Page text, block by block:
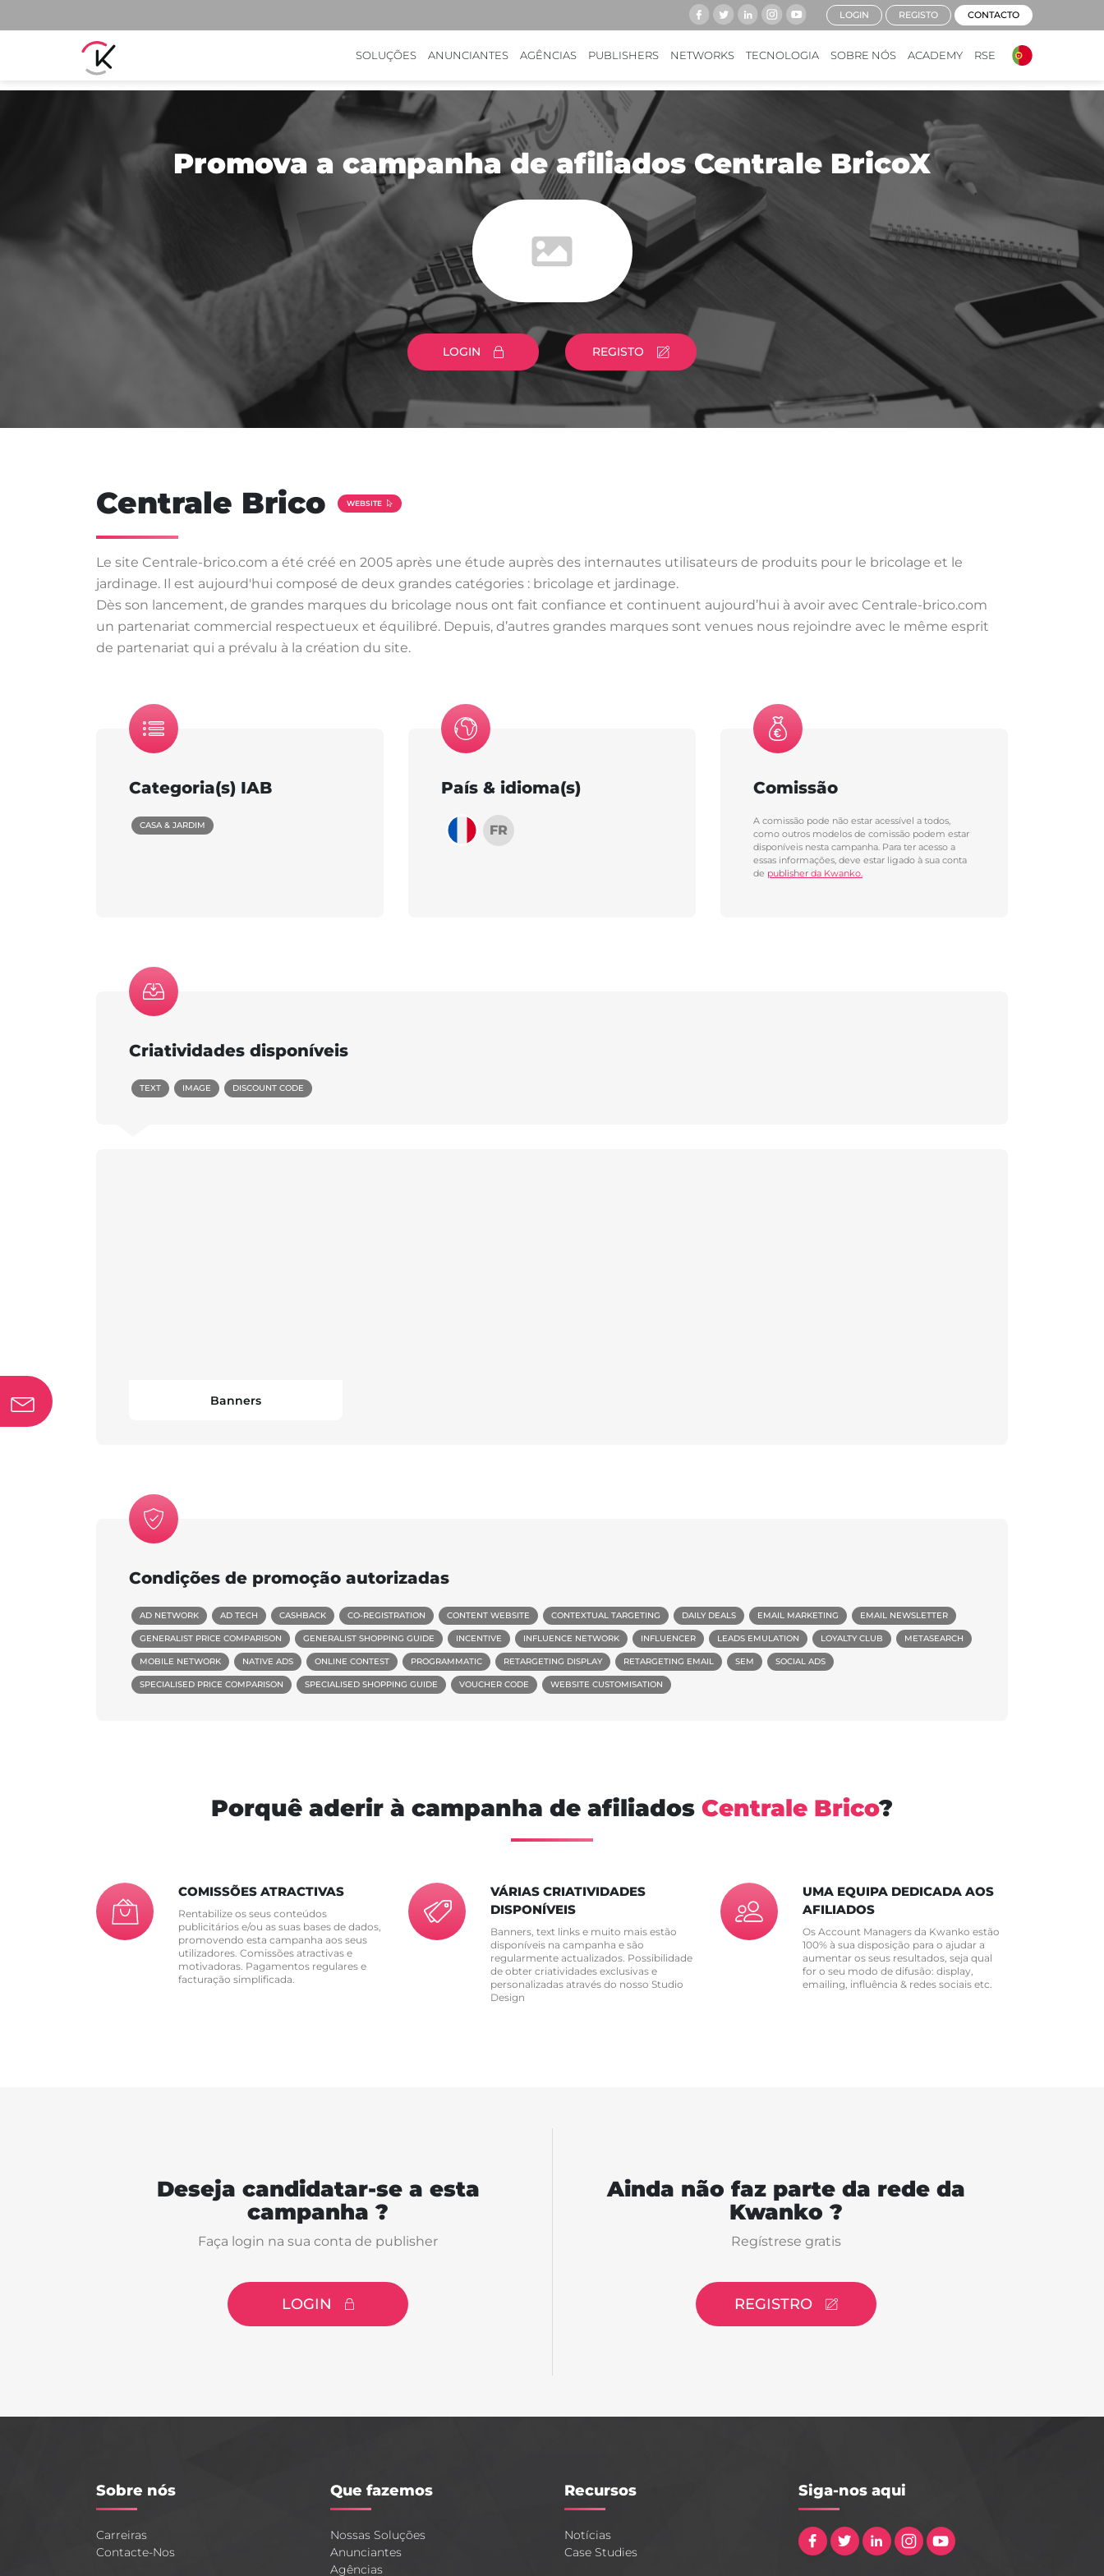
SOLUÇÕES ANUNCIANTES AGÊNCIAS PUBLISHERS NETWORKS TECNOLOGIA SOBRE NÓS ACADEMY RSE
LOGIN REGISTO CONTACTO
Promova a campanha de afiliados Centrale BricoX
LOGIN REGISTO
Centrale Brico WEBSITE
Le site Centrale-brico.com a été créé en 2005 après une étude auprès des internautes utilisateurs de produits pour le bricolage et le
jardinage. Il est aujourd'hui composé de deux grandes catégories : bricolage et jardinage.
Dès son lancement, de grandes marques du bricolage nous ont fait confiance et continuent aujourd’hui à avoir avec Centrale-brico.com
un partenariat commercial respectueux et équilibré. Depuis, d’autres grandes marques sont venues nous rejoindre avec le même esprit
de partenariat qui a prévalu à la création du site.
Categoria(s) IAB
CASA & JARDIM
País & idioma(s)
FR
Comissão
A comissão pode não estar acessível a todos,
como outros modelos de comissão podem estar
disponíveis nesta campanha. Para ter acesso a
essas informações, deve estar ligado à sua conta
de publisher da Kwanko.
Criatividades disponíveis
TEXT IMAGE DISCOUNT CODE
Banners
Condições de promoção autorizadas
AD NETWORK AD TECH CASHBACK CO-REGISTRATION CONTENT WEBSITE CONTEXTUAL TARGETING DAILY DEALS EMAIL MARKETING EMAIL NEWSLETTER
GENERALIST PRICE COMPARISON GENERALIST SHOPPING GUIDE INCENTIVE INFLUENCE NETWORK INFLUENCER LEADS EMULATION LOYALTY CLUB METASEARCH
MOBILE NETWORK NATIVE ADS ONLINE CONTEST PROGRAMMATIC RETARGETING DISPLAY RETARGETING EMAIL SEM SOCIAL ADS
SPECIALISED PRICE COMPARISON SPECIALISED SHOPPING GUIDE VOUCHER CODE WEBSITE CUSTOMISATION
Porquê aderir à campanha de afiliados Centrale Brico?
COMISSÕES ATRACTIVAS
Rentabilize os seus conteúdos
publicitários e/ou as suas bases de dados,
promovendo esta campanha aos seus
utilizadores. Comissões atractivas e
motivadoras. Pagamentos regulares e
facturação simplificada.
VÁRIAS CRIATIVIDADES
DISPONÍVEIS
Banners, text links e muito mais estão
disponíveis na campanha e são
regularmente actualizados. Possibilidade
de obter criatividades exclusivas e
personalizadas através do nosso Studio
Design
UMA EQUIPA DEDICADA AOS
AFILIADOS
Os Account Managers da Kwanko estão
100% à sua disposição para o ajudar a
aumentar os seus resultados, seja qual
for o seu modo de difusão: display,
emailing, influência & redes sociais etc.
Deseja candidatar-se a esta
campanha ?
Faça login na sua conta de publisher
LOGIN
Ainda não faz parte da rede da
Kwanko ?
Regístrese gratis
REGISTRO
Sobre nós
Carreiras
Contacte-Nos
Que fazemos
Nossas Soluções
Anunciantes
Agências
Recursos
Notícias
Case Studies
Siga-nos aqui